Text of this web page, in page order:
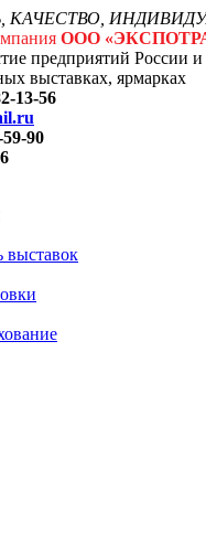
КАЧЕСТВО,
ООО
предприятий России
выставках, ярмарках
13-56
90
выставок